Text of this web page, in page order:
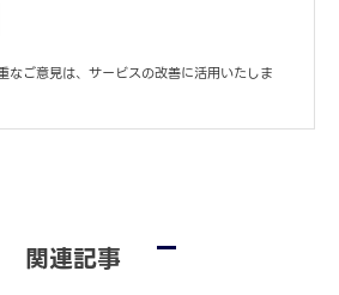
ご意見は、サービスの改善に活用いたしま
関連記事